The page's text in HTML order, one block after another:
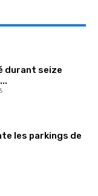
durant seize
les parkings de